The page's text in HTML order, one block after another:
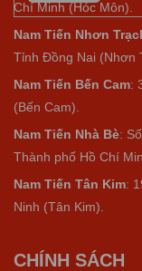
Chí Minh (Hóc Môn).
Nam Tiến Nhơn
Tỉnh Đồng Nai (Nhơn
Nam Tiến Bến Cam:
(Bến Cam).
Nam Tiến Nhà Bè:
Thành phố Hồ Chí
Nam Tiến Tân Kim:
Ninh (Tân Kim).
CHÍNH SÁCH